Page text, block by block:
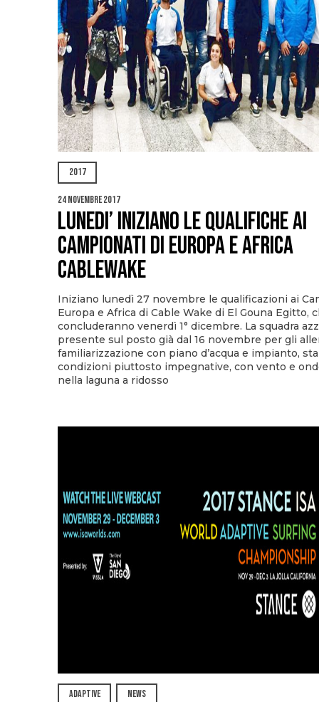
2017
24 Novembre 2017
LUNEDI’ INIZIANO LE QUALIFICHE AI
CAMPIONATI DI EUROPA E AFRICA
CABLEWAKE
Iniziano lunedì 27 novembre le qualificazioni ai
Europa e Africa di Cable Wake di El Gouna Egitto,
concluderanno venerdì 1° dicembre. La squadra
presente sul posto già dal 16 novembre per gli
familiarizzazione con piano d’acqua e impianto,
condizioni piuttosto impegnative, con vento e
nella laguna a ridosso
ADAPTIVE NEWS